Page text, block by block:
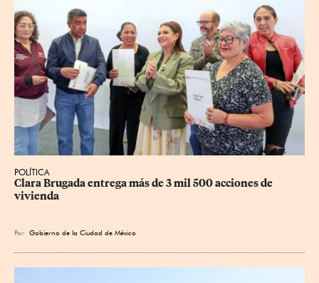
POLÍTICA
Clara Brugada entrega más de 3 mil 500 acciones de
vivienda
Por Gobierno de la Ciudad de México